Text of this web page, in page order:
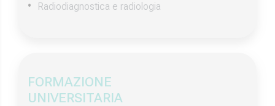
Radiodiagnostica e radiologia
FORMAZIONE
UNIVERSITARIA